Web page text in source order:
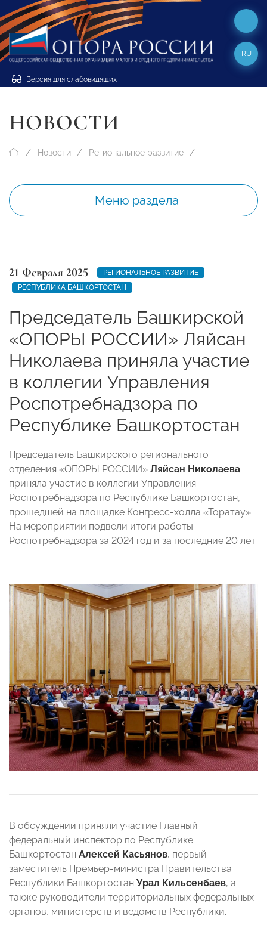
Версия для слабовидящих
RU
НОВОСТИ
Новости Региональное развитие
Меню раздела
21 Февраля 2025
РЕГИОНАЛЬНОЕ РАЗВИТИЕ
РЕСПУБЛИКА БАШКОРТОСТАН
Председатель Башкирской
«ОПОРЫ РОССИИ» Ляйсан
Николаева приняла участие
в коллегии Управления
Роспотребнадзора по
Республике Башкортостан
Председатель Башкирского регионального
отделения «ОПОРЫ РОССИИ» Ляйсан Николаева
приняла участие в коллегии Управления
Роспотребнадзора по Республике Башкортостан,
прошедшей на площадке Конгресс-холла «Торатау».
На мероприятии подвели итоги работы
Роспотребнадзора за 2024 год и за последние 20 лет.
В обсуждении приняли участие Главный
федеральный инспектор по Республике
Башкортостан Алексей Касьянов, первый
заместитель Премьер-министра Правительства
Республики Башкортостан Урал Кильсенбаев, а
также руководители территориальных федеральных
органов, министерств и ведомств Республики.